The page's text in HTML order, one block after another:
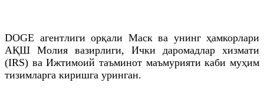
DOGE агентлиги орқали Маск ва унинг ҳамкорлари
АҚШ Молия вазирлиги, Ички даромадлар хизмати
(IRS) ва Ижтимоий таъминот маъмурияти каби муҳим
тизимларга киришга уринган.